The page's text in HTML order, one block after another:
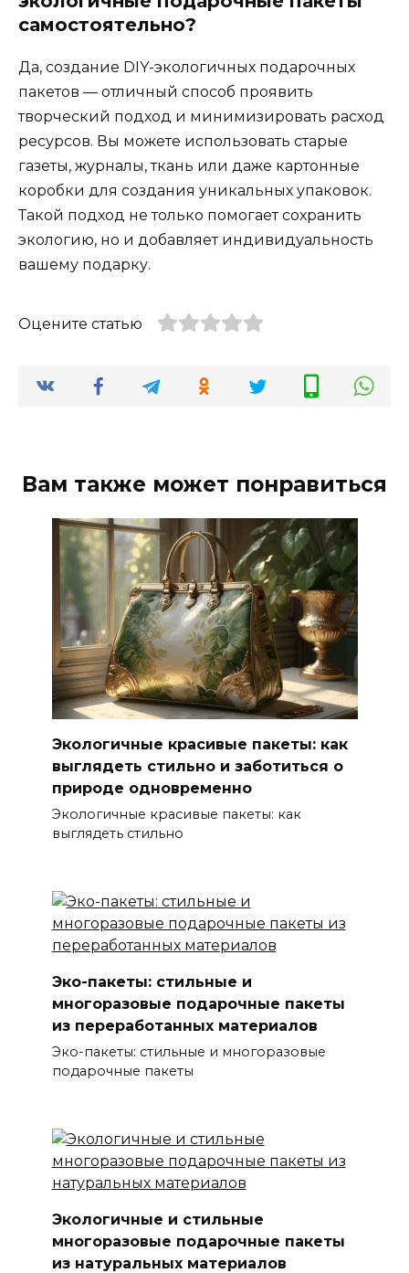
самостоятельно?
Да, создание DIY-экологичных подарочных
пакетов — отличный способ проявить
творческий подход и минимизировать расход
ресурсов. Вы можете использовать старые
газеты, журналы, ткань или даже картонные
коробки для создания уникальных упаковок.
Такой подход не только помогает сохранить
экологию, но и добавляет индивидуальность
вашему подарку.
Оцените статью
Вам также может понравиться
Экологичные красивые пакеты: как
выглядеть стильно и заботиться о
природе одновременно
Экологичные красивые пакеты: как
выглядеть стильно
Эко-пакеты: стильные и
многоразовые подарочные пакеты
из переработанных материалов
Эко-пакеты: стильные и многоразовые
подарочные пакеты
Экологичные и стильные
многоразовые подарочные пакеты
из натуральных материалов